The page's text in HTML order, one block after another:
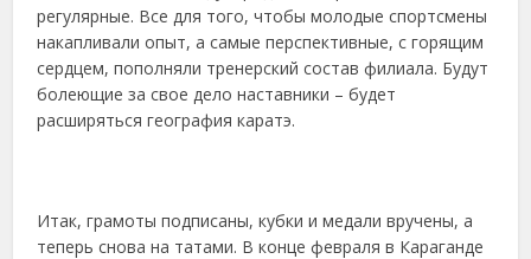
регулярные. Все для того, чтобы молодые спортсмены
накапливали опыт, а самые перспективные, с горящим
сердцем, пополняли тренерский состав филиала. Будут
болеющие за свое дело наставники – будет
расширяться география каратэ.
Итак, грамоты подписаны, кубки и медали вручены, а
теперь снова на татами. В конце февраля в Караганде